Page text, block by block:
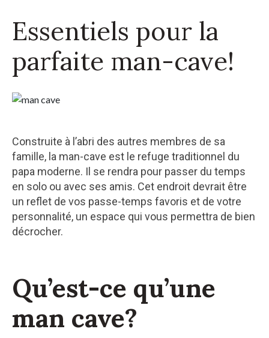
Essentiels pour la
parfaite man-cave!
Construite à l’abri des autres membres de sa
famille, la man-cave est le refuge traditionnel du
papa moderne. Il se rendra pour passer du temps
en solo ou avec ses amis. Cet endroit devrait être
un reflet de vos passe-temps favoris et de votre
personnalité, un espace qui vous permettra de bien
décrocher.
Qu’est-ce qu’une
man cave?